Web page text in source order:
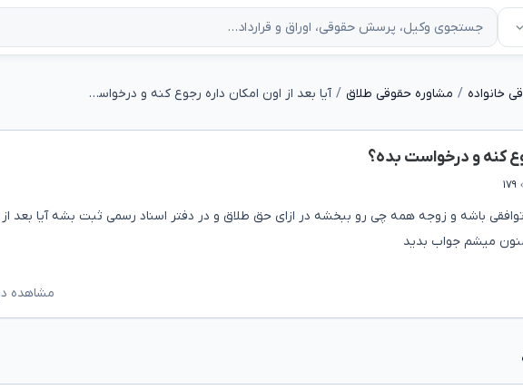
خانواده مشاوره حقوقی طلاق آیا بعد از اون امکان داره رجوع کنه و درخواست بده؟
کنه و درخواست بده؟
۱۷۹
باشه و زوجه همه چی رو ببخشه در ازای حق طلاق و در دفتر اسناد رسمی ثبت بشه آیا بعد از
میشم جواب بدید
مشاهده